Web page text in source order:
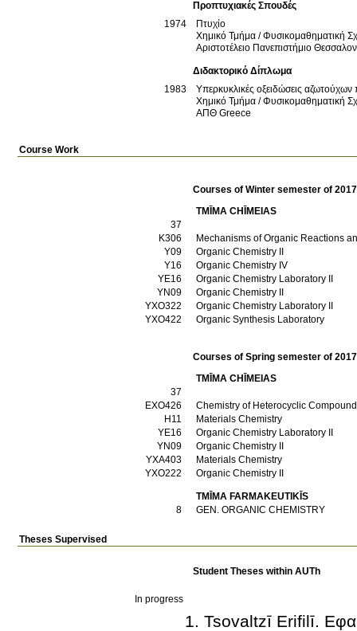
Προπτυχιακές Σπουδές
1974
Πτυχίο
Χημικό Τμήμα / Φυσικομαθηματική
Αριστοτέλειο Πανεπιστήμιο
Διδακτορικό Δίπλωμα
1983
Υπερκυκλικές οξειδώσεις
Χημικό Τμήμα / Φυσικομαθηματική
ΑΠΘ Greece
Course Work
Courses of Winter semester of
TMĪMA CΗĪMEIAS
37
Κ306
Mechanisms of Organic Reactions
Υ09
Organic Chemistry II
Υ16
Organic Chemistry IV
ΥΕ16
Organic Chemistry Laboratory II
ΥΝ09
Organic Chemistry II
ΥΧΟ322
Organic Chemistry Laboratory II
ΥΧΟ422
Organic Synthesis Laboratory
Courses of Spring semester of
TMĪMA CΗĪMEIAS
37
ΕΧΟ426
Chemistry of Heterocyclic
Η11
Materials Chemistry
ΥΕ16
Organic Chemistry Laboratory II
ΥΝ09
Organic Chemistry II
ΥΧΑ403
Materials Chemistry
ΥΧΟ222
Organic Chemistry II
TMĪMA FARMAKEUTIKĪS
8
GEN. ORGANIC CHEMISTRY
Theses Supervised
Student Theses within AUTh
In progress
Tsovaltzī Erifilī.